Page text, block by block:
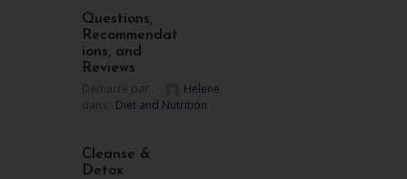
Questions,
Recommendat
ions, and
Reviews
Démarré par :
Helene
dans : Diet and Nutrition
Cleanse &
Detox